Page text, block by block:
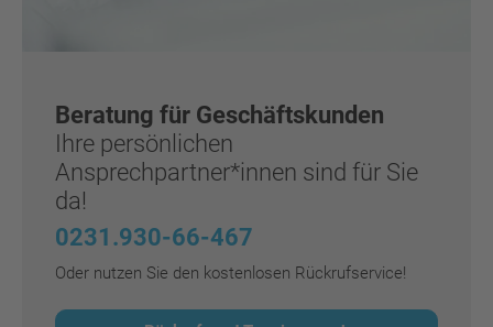
Beratung für Geschäftskunden
Ihre persönlichen
Ansprechpartner*innen sind für Sie
da!
0231.930-66-467
Oder nutzen Sie den kostenlosen Rückrufservice!